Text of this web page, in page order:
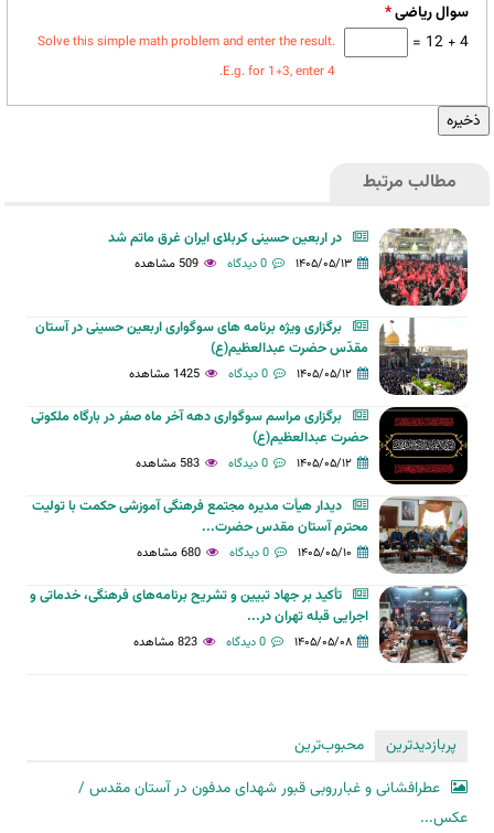
سوال ریاضی*
4 + 12 =
Solve this simple math problem and enter the result.
E.g. for 1+3, enter 4.
مطالب مرتبط
در اربعین حسینی کربلای ایران غرق ماتم شد
۱۴۰۵/۰۵/۱۳ 0 دیدگاه 509 مشاهده
برگزاری ویژه برنامه های سوگواری اربعین حسینی در آستان
مقدّس حضرت عبدالعظیم(ع)
۱۴۰۵/۰۵/۱۲ 0 دیدگاه 1425 مشاهده
برگزاری مراسم سوگواری دهه آخر ماه صفر در بارگاه ملکوتی
حضرت عبدالعظیم(ع)
۱۴۰۵/۰۵/۱۲ 0 دیدگاه 583 مشاهده
دیدار هیأت مدیره مجتمع فرهنگی آموزشی حکمت با تولیت
محترم آستان مقدس حضرت...
۱۴۰۵/۰۵/۱۰ 0 دیدگاه 680 مشاهده
تأکید بر جهاد تبیین و تشریح برنامه‌های فرهنگی، خدماتی و
اجرایی قبله تهران در...
۱۴۰۵/۰۵/۰۸ 0 دیدگاه 823 مشاهده
پربازدیدترین
محبوب‌ترین
عطرافشانی و غبارروبی قبور شهدای مدفون در آستان مقدس /
عکس...